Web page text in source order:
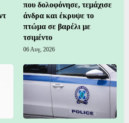
που δολοφόνησε, τεμάχισε
άνδρα και έκρυψε το
πτώμα σε βαρέλι με
τσιμέντο
06 Αυγ, 2026